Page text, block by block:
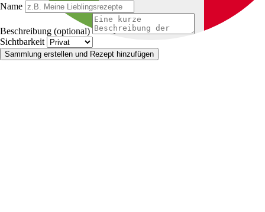
Name
Beschreibung (optional)
Sichtbarkeit
Sammlung erstellen und Rezept hinzufügen